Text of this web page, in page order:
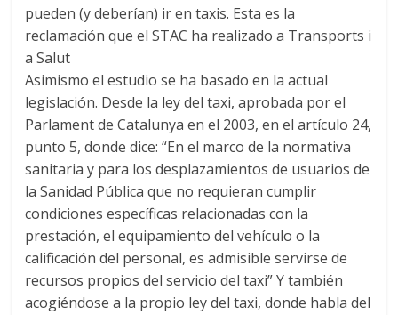
pueden (y deberían) ir en taxis. Esta es la
reclamación que el STAC ha realizado a Transports i
a Salut
Asimismo el estudio se ha basado en la actual
legislación. Desde la ley del taxi, aprobada por el
Parlament de Catalunya en el 2003, en el artículo 24,
punto 5, donde dice: “En el marco de la normativa
sanitaria y para los desplazamientos de usuarios de
la Sanidad Pública que no requieran cumplir
condiciones específicas relacionadas con la
prestación, el equipamiento del vehículo o la
calificación del personal, es admisible servirse de
recursos propios del servicio del taxi” Y también
acogiéndose a la propio ley del taxi, donde habla del